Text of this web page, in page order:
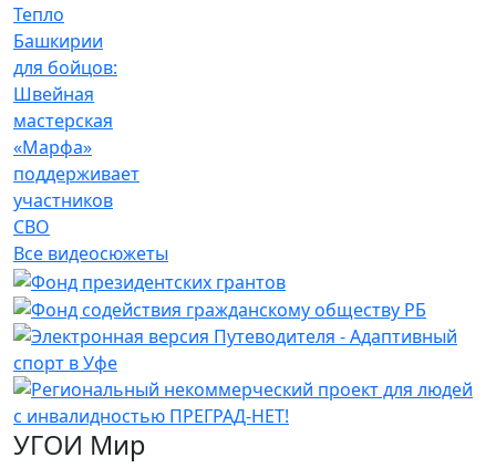
Тепло
Башкирии
для бойцов:
Швейная
мастерская
«Марфа»
поддерживает
участников
СВО
Все видеосюжеты
УГОИ Мир